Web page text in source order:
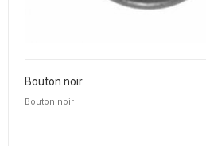
Bouton noir
Bouton noir